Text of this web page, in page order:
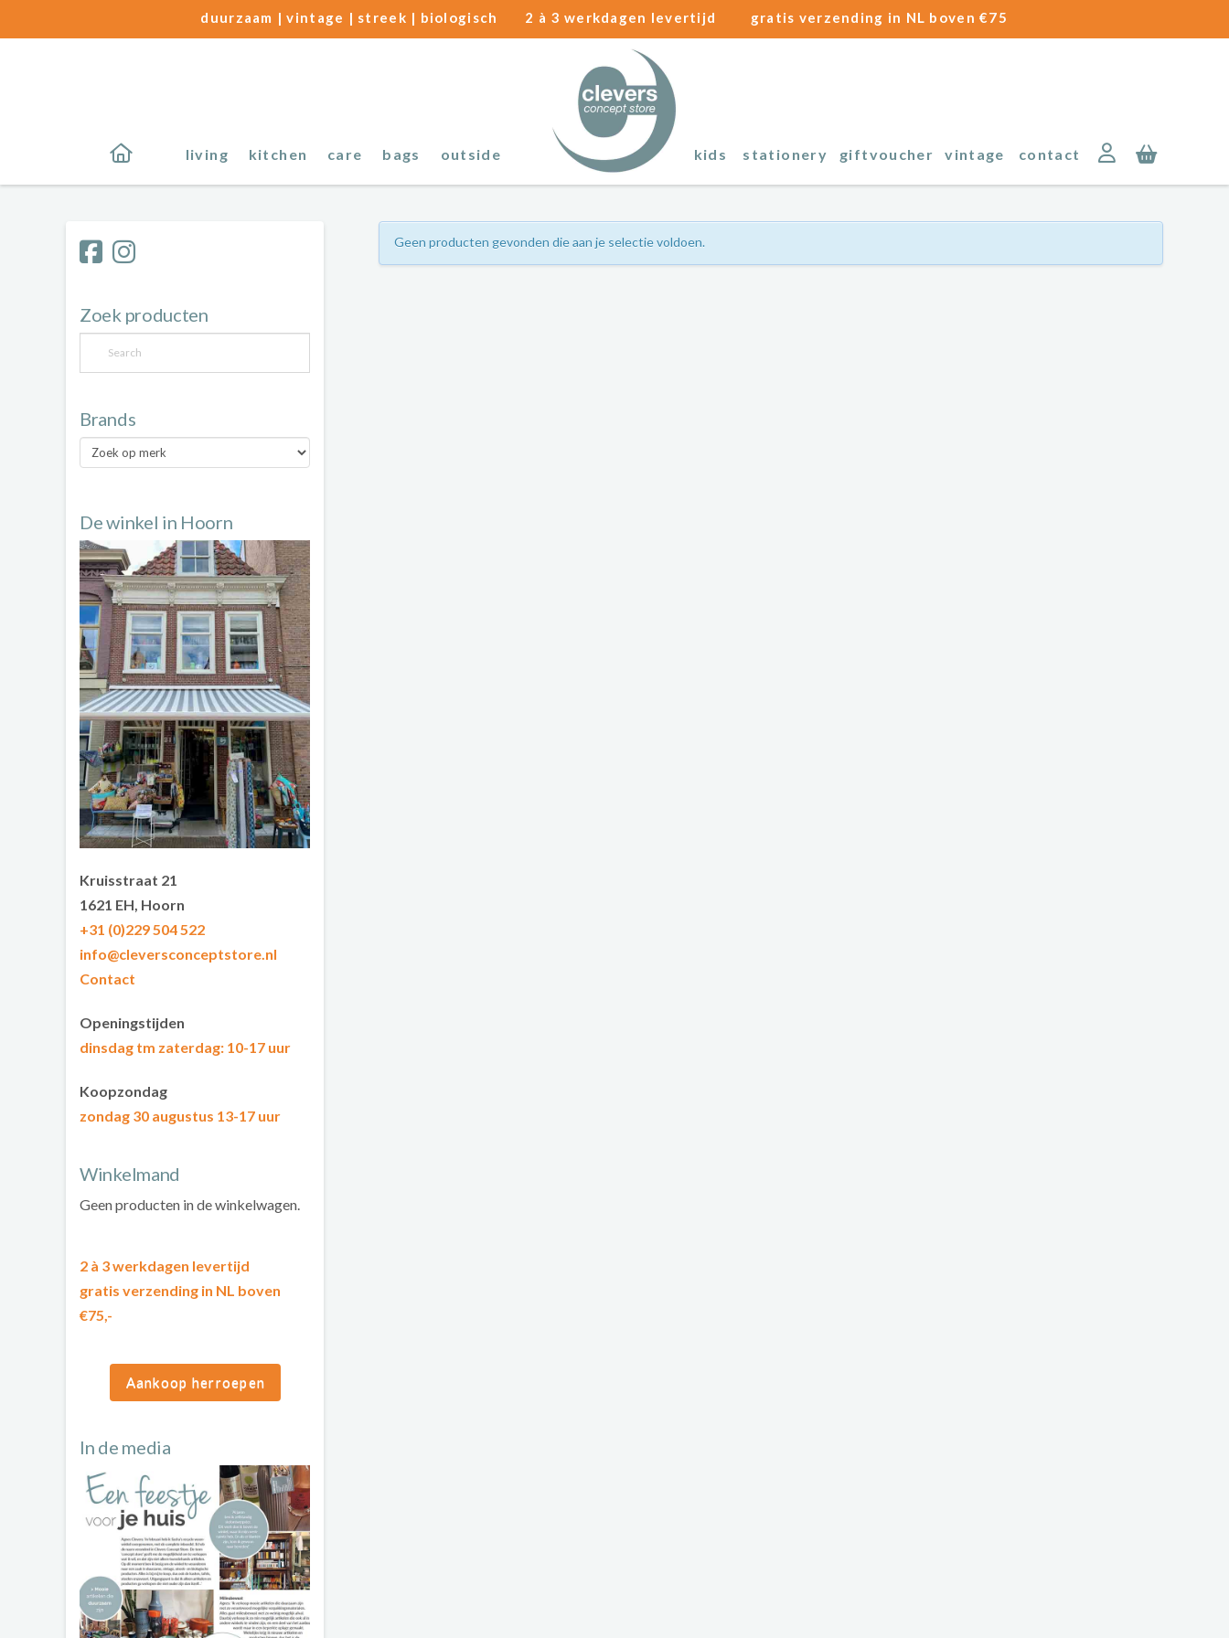
duurzaam | vintage | streek | biologisch 2 à 3 werkdagen levertijd gratis verzending in NL boven €75
living kitchen care bags outside kids stationery giftvoucher vintage contact
Geen producten gevonden die aan je selectie voldoen.
Zoek producten
Brands
Brands
De winkel in Hoorn
Kruisstraat 21
1621 EH, Hoorn
+31 (0)229 504 522
info@cleversconceptstore.nl
Contact
Openingstijden
dinsdag tm zaterdag: 10-17 uur
Koopzondag
zondag 30 augustus 13-17 uur
Winkelmand
Geen producten in de winkelwagen.
2 à 3 werkdagen levertijd
gratis verzending in NL boven
€75,-
Aankoop herroepen
In de media